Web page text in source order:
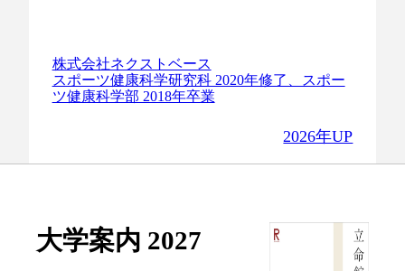
株式会社ネクストベース
スポーツ健康科学研究科 2020年修了、スポー
ツ健康科学部 2018年卒業
2026年UP
大学案内 2027